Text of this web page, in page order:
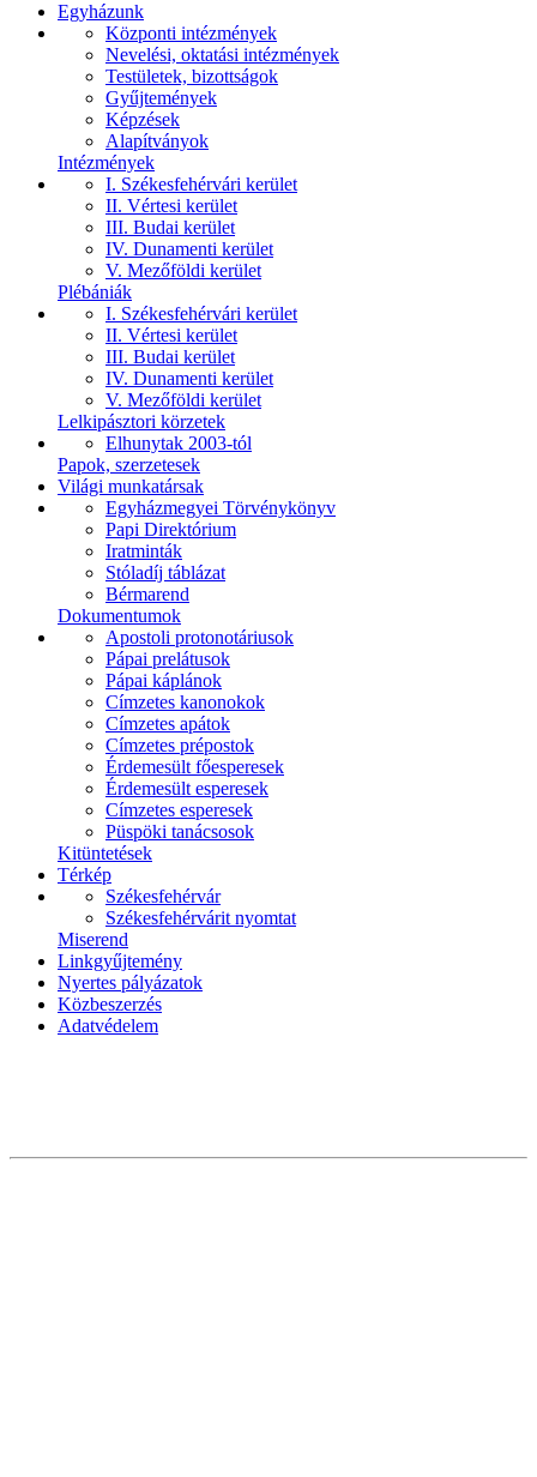
Egyházunk
Központi intézmények
Nevelési, oktatási intézmények
Testületek, bizottságok
Gyűjtemények
Képzések
Alapítványok
Intézmények
I. Székesfehérvári kerület
II. Vértesi kerület
III. Budai kerület
IV. Dunamenti kerület
V. Mezőföldi kerület
Plébániák
I. Székesfehérvári kerület
II. Vértesi kerület
III. Budai kerület
IV. Dunamenti kerület
V. Mezőföldi kerület
Lelkipásztori körzetek
Elhunytak 2003-tól
Papok, szerzetesek
Világi munkatársak
Egyházmegyei Törvénykönyv
Papi Direktórium
Iratminták
Stóladíj táblázat
Bérmarend
Dokumentumok
Apostoli protonotáriusok
Pápai prelátusok
Pápai káplánok
Címzetes kanonokok
Címzetes apátok
Címzetes prépostok
Érdemesült főesperesek
Érdemesült esperesek
Címzetes esperesek
Püspöki tanácsosok
Kitüntetések
Térkép
Székesfehérvár
Székesfehérvárit nyomtat
Miserend
Linkgyűjtemény
Nyertes pályázatok
Közbeszerzés
Adatvédelem